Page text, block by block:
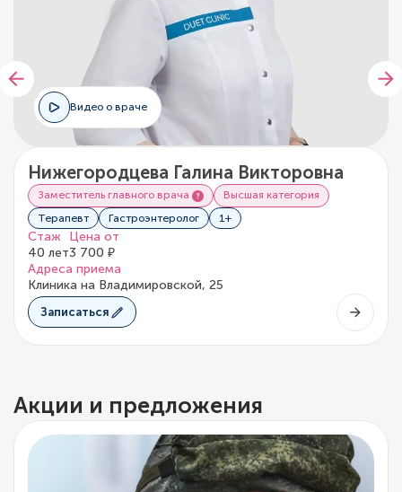
Видео о враче
Нижегородцева Галина Викторовна
Заместитель главного врача
Высшая категория
Терапевт
Гастроэнтеролог 1+
Стаж
40 лет
Цена от
3 700 ₽
Адреса приема
Клиника на Владимировской, 25
Записаться
Акции и предложения